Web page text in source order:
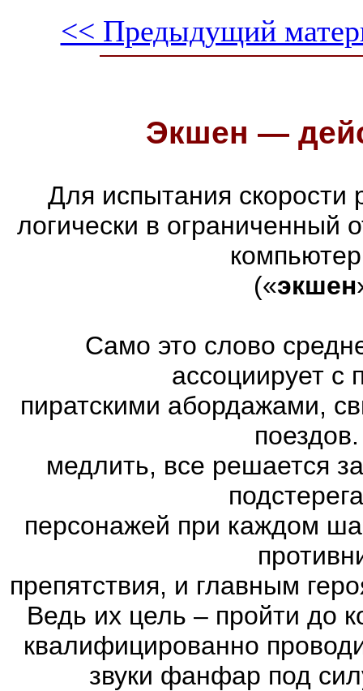
<< Предыдущий
Экшен —
Для испытания скорости
логически в ограниченный
(«экшен
Само это слово
ассоциирует с
пиратскими абордажами,
медлить, все решается
персонажей при каждом
препятствия, и главным
Ведь их цель – пройти до
квалифицированно
звуки фанфар под